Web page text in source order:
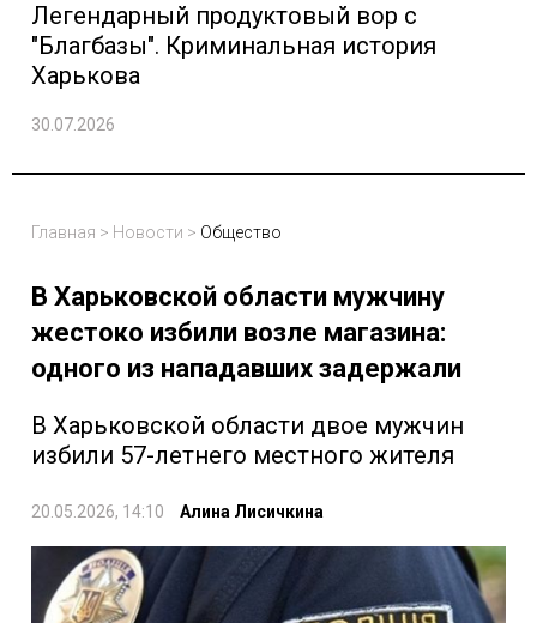
Легендарный продуктовый вор с
"Благбазы". Криминальная история
Харькова
30.07.2026
Главная > Новости > Общество
В Харьковской области мужчину
жестоко избили возле магазина:
одного из нападавших задержали
В Харьковской области двое мужчин
избили 57-летнего местного жителя
20.05.2026, 14:10 Алина Лисичкина